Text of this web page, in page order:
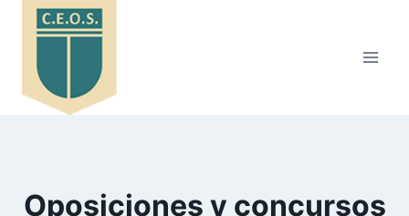
Saltar
Oposiciones y concursos